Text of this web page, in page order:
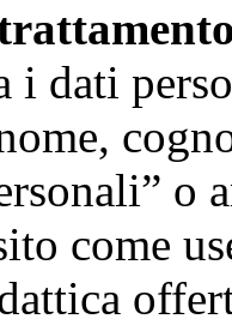
i dati
o
come